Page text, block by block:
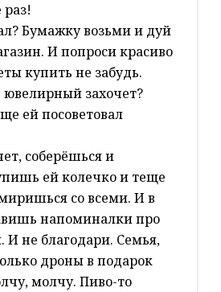
Бумажку возьми и дуй
И попроси красиво
купить не забудь.
захочет?
ей посоветовал
соберёшься и
ей колечко и теще
со всеми. И в
напоминалки про
не благодари. Семья,
дроны в подарок
молчу. Пиво-то